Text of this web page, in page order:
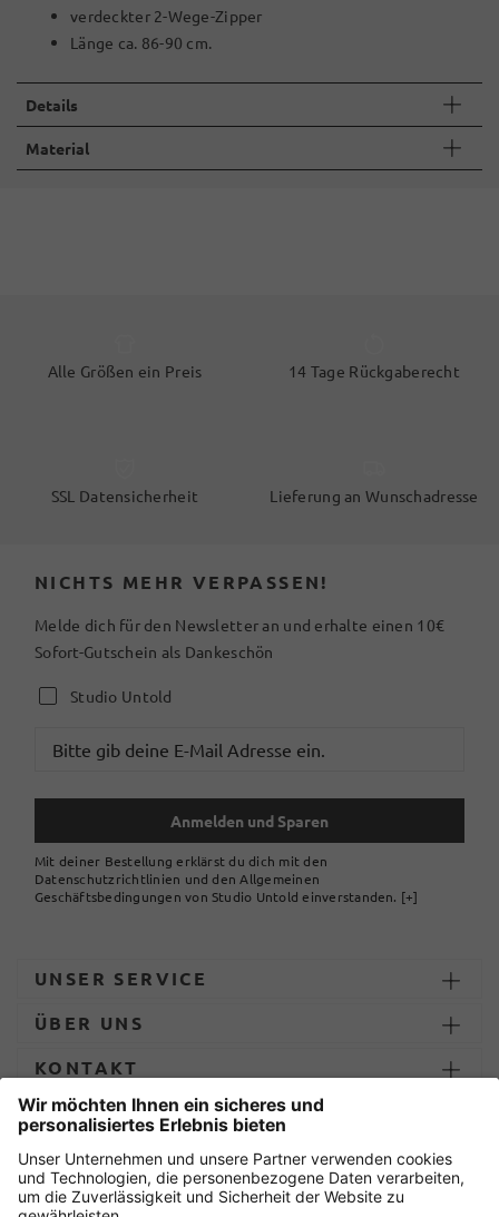
verdeckter 2-Wege-Zipper
Länge ca. 86-90 cm.
Details
Material
Alle Größen ein Preis 14 Tage Rückgaberecht
SSL Datensicherheit Lieferung an Wunschadresse
NICHTS MEHR VERPASSEN!
Melde dich für den Newsletter an und erhalte einen 10€
Sofort-Gutschein als Dankeschön
Studio Untold
Anmelden und Sparen
Mit deiner Bestellung erklärst du dich mit den
Datenschutzrichtlinien und den Allgemeinen
Geschäftsbedingungen von Studio Untold einverstanden. [+]
UNSER SERVICE
ÜBER UNS
KONTAKT
ZAHLUNG UND LIEFERUNG
Sicher einkaufen mit